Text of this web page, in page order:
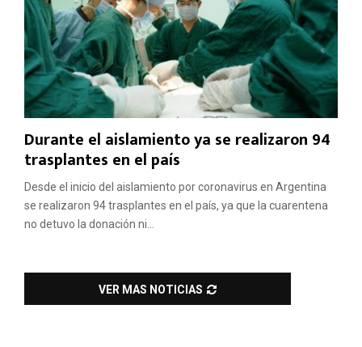
Durante el aislamiento ya se realizaron 94
trasplantes en el país
Desde el inicio del aislamiento por coronavirus en Argentina
se realizaron 94 trasplantes en el país, ya que la cuarentena
no detuvo la donación ni...
VER MAS NOTICIAS